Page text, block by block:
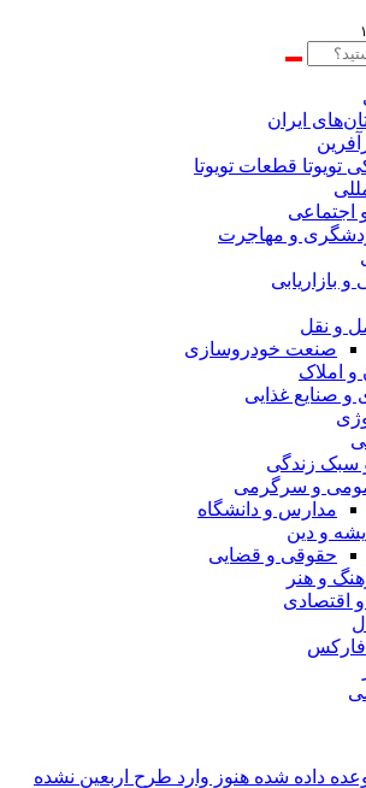
ایران
تویوتا قطعات تویوتا
اجتماعی
و مهاجرت
و بازاریابی
و نقل
صنعت خودروسازی
و املاک
و صنایع غذایی
سبک زندگی
و سرگرمی
مدارس و دانشگاه
و دین
حقوقی و قضایی
و هنر
اقتصادی
وعده داده شده هنوز وارد طرح اربعین نشده